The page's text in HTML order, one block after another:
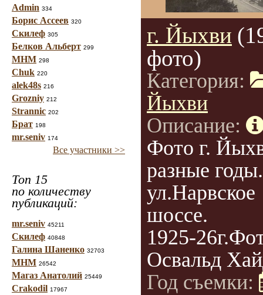
Admin 334
Борис Ассеев 320
Скилеф 305
Белков Альберт 299
МНМ 298
Chuk 220
alek48s 216
Grozniy 212
Strannic 202
Брат 198
mr.seniv 174
Все участники >>
Топ 15
по количеству
публикаций:
mr.seniv 45211
Скилеф 40848
Галина Шаненко 32703
МНМ 26542
Магаз Анатолий 25449
Crakodil 17967
г. Йыхви
фото)
Категория:
Йыхви
Описание:
Фото г.
разные годы.
ул.Нарвское
шоссе.
1925-
Освальд
Год съемки: